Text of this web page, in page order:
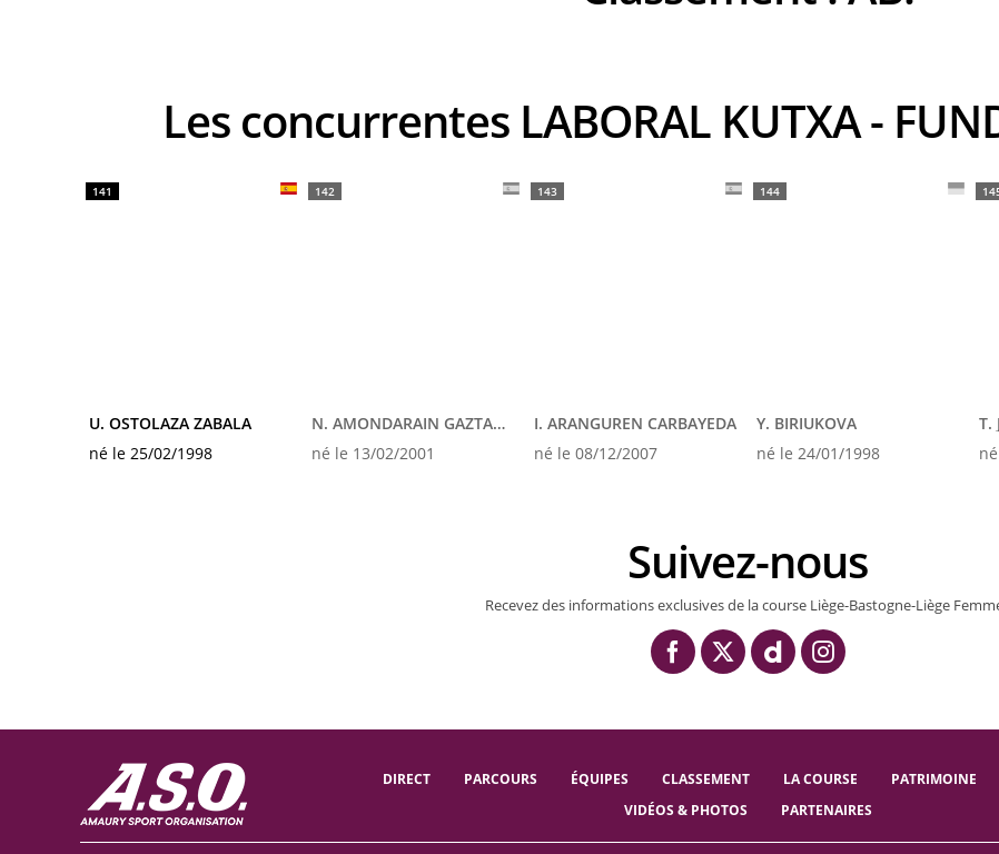
Les concurrentes LABORAL KUTXA -
141
U. OSTOLAZA ZABALA
né le 25/02/1998
142
N. AMONDARAIN GAZTAÑAGA
né le 13/02/2001
143
I. ARANGUREN CARBAYEDA
né le 08/12/2007
144
Y. BIRIUKOVA
né le 24/01/1998
T.
Suivez-nous
Recevez des informations exclusives de la course Liège-Bastogne-Liège
DIRECT PARCOURS ÉQUIPES CLASSEMENT LA COURSE PATRIMOINE
VIDÉOS & PHOTOS
PARTENAIRES